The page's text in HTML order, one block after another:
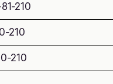
210
210
210